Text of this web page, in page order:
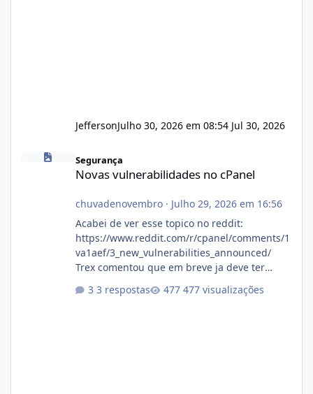
JeffersonJulho 30, 2026 em 08:54 Jul 30, 2026
Novas vulnerabilidades no cPanel
Segurança
Novas vulnerabilidades no cPanel
chuvadenovembro· Julho 29, 2026 em 16:56
Acabei de ver esse topico no reddit:
https://www.reddit.com/r/cpanel/comments/1
va1aef/3_new_vulnerabilities_announced/
Trex comentou que em breve ja deve ter
3 respostas 477 visualizações